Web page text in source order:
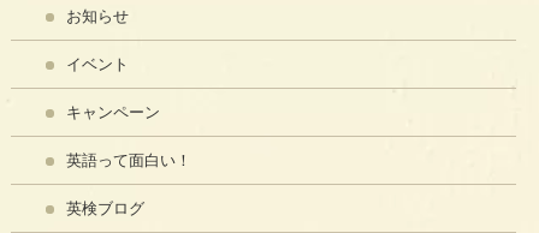
お知らせ
イベント
キャンペーン
英語って面白い！
英検ブログ